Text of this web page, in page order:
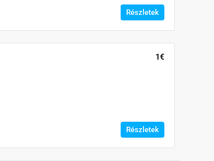
Részletek
1€
Részletek